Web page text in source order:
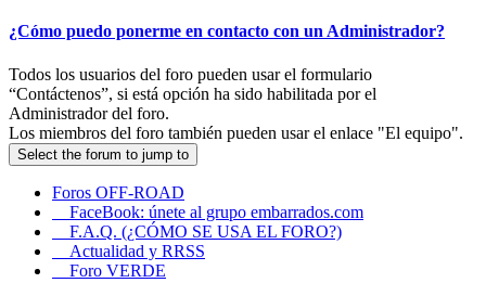
¿Cómo puedo ponerme en contacto con un Administrador?
Todos los usuarios del foro pueden usar el formulario
“Contáctenos”, si está opción ha sido habilitada por el
Administrador del foro.
Los miembros del foro también pueden usar el enlace "El equipo".
Select the forum to jump to
Foros OFF-ROAD
FaceBook: únete al grupo embarrados.com
F.A.Q. (¿CÓMO SE USA EL FORO?)
Actualidad y RRSS
Foro VERDE